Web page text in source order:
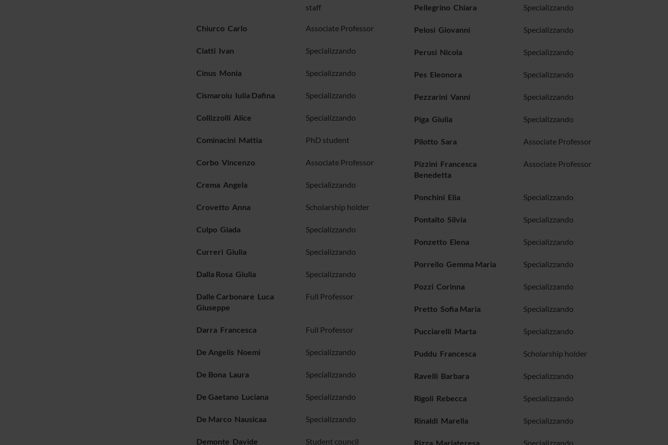
staff
Chiurco Carlo Associate Professor
Ciatti Ivan Specializzando
Cinus Monia Specializzando
Cismaroiu Iulia Dafina Specializzando
Collizzolli Alice Specializzando
Cominacini Mattia PhD student
Corbo Vincenzo Associate Professor
Crema Angela Specializzando
Crovetto Anna Scholarship holder
Culpo Giada Specializzando
Curreri Giulia Specializzando
Dalla Rosa Giulia Specializzando
Dalle Carbonare Luca
Giuseppe
Full Professor
Darra Francesca Full Professor
De Angelis Noemi Specializzando
De Bona Laura Specializzando
De Gaetano Luciana Specializzando
De Marco Nausicaa Specializzando
Demonte Davide Student council
Pellegrino Chiara Specializzando
Pelosi Giovanni Specializzando
Perusi Nicola Specializzando
Pes Eleonora Specializzando
Pezzarini Vanni Specializzando
Piga Giulia Specializzando
Pilotto Sara Associate Professor
Pizzini Francesca
Benedetta
Associate Professor
Ponchini Elia Specializzando
Pontalto Silvia Specializzando
Ponzetto Elena Specializzando
Porrello Gemma Maria Specializzando
Pozzi Corinna Specializzando
Pretto Sofia Maria Specializzando
Pucciarelli Marta Specializzando
Puddu Francesca Scholarship holder
Ravelli Barbara Specializzando
Rigoli Rebecca Specializzando
Rinaldi Marella Specializzando
Rizza Mariateresa Specializzando